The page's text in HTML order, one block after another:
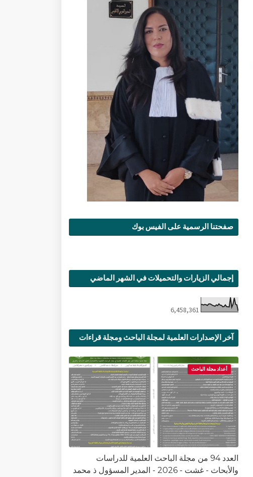
صفحتنا الرسمية على الفيس بوك
إجمالي الزيارات والتحميلات في الشهر الماضي
6,458,361
آخر الإصدارات العلمية لمجلة الباحث ومجلة قراءات
أعداد مجلة الباحث
العدد 94 من مجلة الباحث العلمية للدراسات
والأبحاث - غشت - 2026 - المدير المسؤول ذ محمد